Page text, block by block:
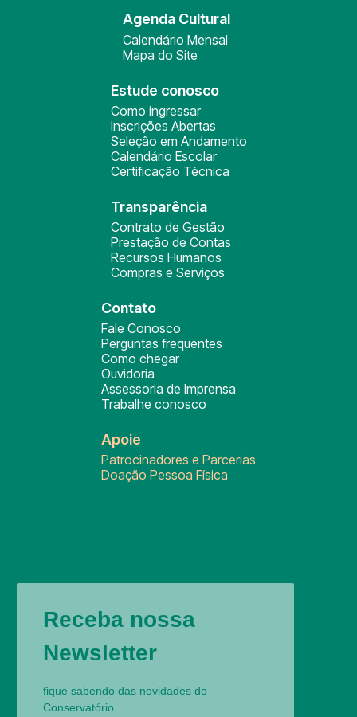
Agenda Cultural
Calendário Mensal
Mapa do Site
Estude conosco
Como ingressar
Inscrições Abertas
Seleção em Andamento
Calendário Escolar
Certificação Técnica
Transparência
Contrato de Gestão
Prestação de Contas
Recursos Humanos
Compras e Serviços
Contato
Fale Conosco
Perguntas frequentes
Como chegar
Ouvidoria
Assessoria de Imprensa
Trabalhe conosco
Apoie
Patrocinadores e Parcerias
Doação Pessoa Física